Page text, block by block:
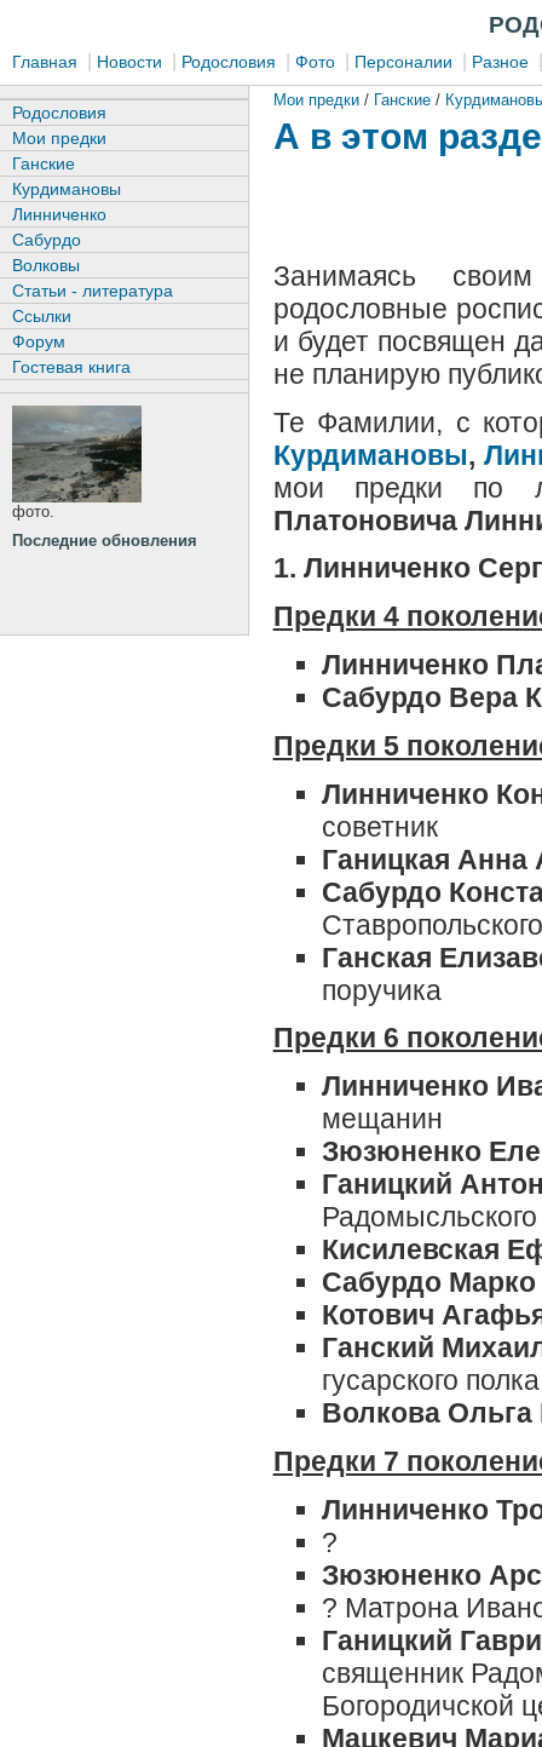
Главная Новости Родословия Фото Персоналии Разное
Мои предки/ Ганские/
А в этом
Занимаясь
родословные
и будет посвящен
не планирую
Те Фамилии, с
Курдимановы,
мои предки по
Платоновича
1. Линниченко
Предки 4
Линниченко
Сабурдо Вера
Предки 5
Линниченко
советник
Ганицкая Анна
Сабурдо
Ганская
поручика
Предки 6
Линниченко
мещанин
Зюзюненко
Ганицкий
Кисилевская
Сабурдо
Котович
Ганский
гусарского полка
Волкова
Предки 7
Линниченко
?
Зюзюненко
? Матрона
Ганицкий
священник
Богородичской
Мацкевич
Родословия
Мои предки
Ганские
Курдимановы
Линниченко
Сабурдо
Волковы
Статьи - литература
Ссылки
Форум
Гостевая книга
фото.
Последние обновления